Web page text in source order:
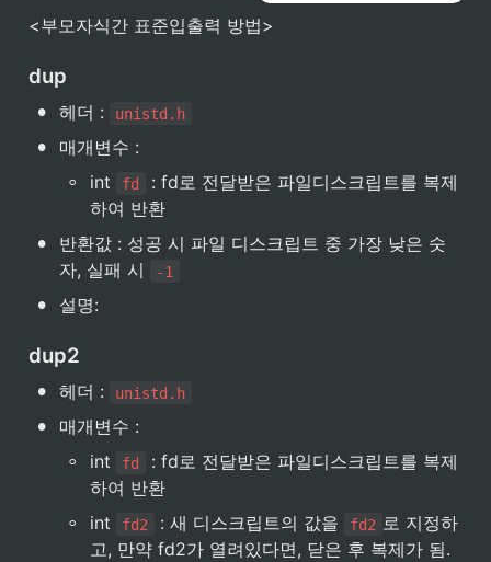
프로 극복할 수 있습니다.
세스의 표준 출력과 부모 프로세스
성한다. 이 함수는 연결된 두 스트
쪽 스트림에 쓴 데이터는 다른 쪽
<부모자식간 표준입출력 방법>
dup
• 헤더 : unistd.h
• 매개변수 :
◦ int fd
: fd로 전달받은 파일디스크립트를 복제
하여 반환
•
반환값 : 성공 시 파일 디스크립트 중 가장 낮은 숫
자, 실패 시
-1
• 설명:
dup2
• 헤더 : unistd.h
• 매개변수 :
◦ int fd
: fd로 전달받은 파일디스크립트를 복제
하여 반환
◦ int fd2 : 새 디스크립트의 값을 fd2 로 지정하
고, 만약 fd2가 열려있다면, 닫은 후 복제가 됨.